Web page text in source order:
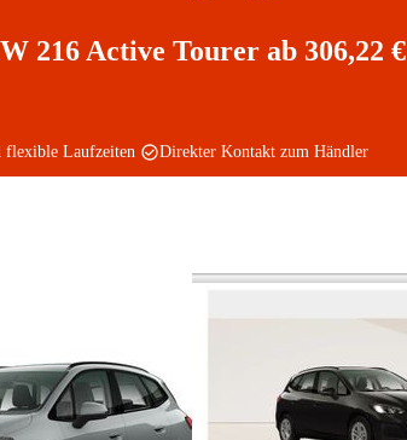
216 Active Tourer ab 306,22 €
flexible Laufzeiten Direkter Kontakt zum Händler